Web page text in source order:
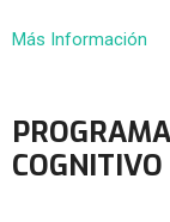
Más Información